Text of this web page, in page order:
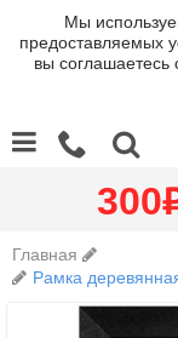
Мы
предоставляемых
вы соглашаетесь
300
Главная
Рамка